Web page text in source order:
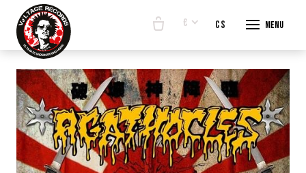
Menu
€ cs en
E-
BANDS
ABOUT